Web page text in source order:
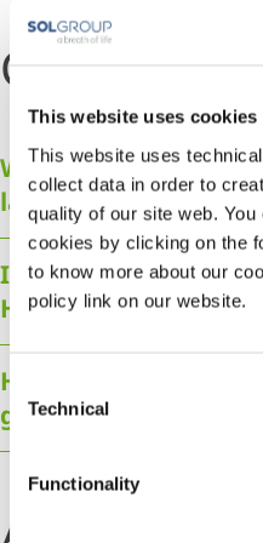
This website uses cookies
This website uses
collect data in order to
quality of our site web.
cookies by clicking on the
to know more about our
policy link on our website.
Consent
Selection
Technical
Functionality
Controle
Wanneer hoor ik hoe
langskomen? En hoe?
Ik wil mijn afspraak
Hoe kan ik dat doen?
Hoe lang moet ik
gebruiken?